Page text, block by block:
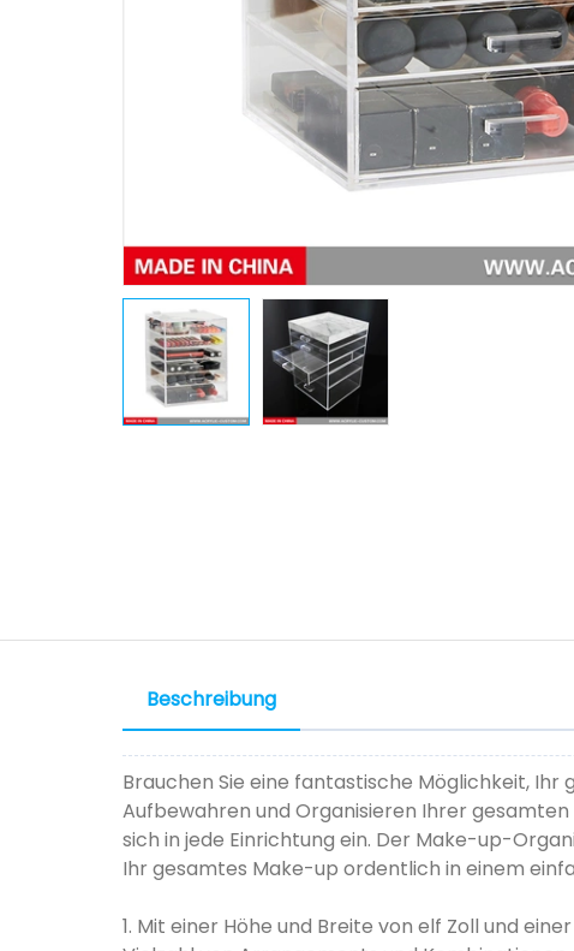
Beschreibung
Brauchen Sie eine fantastische Möglichkeit,
Aufbewahren und Organisieren Ihrer
sich in jede Einrichtung ein. Der Make-up-
Ihr gesamtes Make-up ordentlich in einem
1. Mit einer Höhe und Breite von elf Zoll und